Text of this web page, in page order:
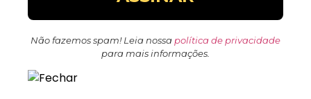
Não fazemos spam! Leia nossa política de privacidade
para mais informações.